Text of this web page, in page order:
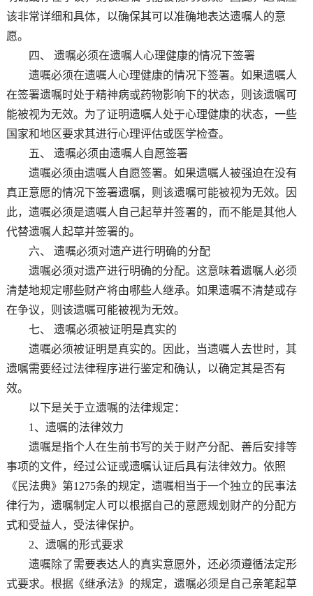
该非常详细和具体，以确保其可以准确地表达遗嘱人的意
愿。
四、 遗嘱必须在遗嘱人心理健康的情况下签署
遗嘱必须在遗嘱人心理健康的情况下签署。如果遗嘱人
在签署遗嘱时处于精神病或药物影响下的状态，则该遗嘱可
能被视为无效。为了证明遗嘱人处于心理健康的状态，一些
国家和地区要求其进行心理评估或医学检查。
五、 遗嘱必须由遗嘱人自愿签署
遗嘱必须由遗嘱人自愿签署。如果遗嘱人被强迫在没有
真正意愿的情况下签署遗嘱，则该遗嘱可能被视为无效。因
此，遗嘱必须是遗嘱人自己起草并签署的，而不能是其他人
代替遗嘱人起草并签署的。
六、 遗嘱必须对遗产进行明确的分配
遗嘱必须对遗产进行明确的分配。这意味着遗嘱人必须
清楚地规定哪些财产将由哪些人继承。如果遗嘱不清楚或存
在争议，则该遗嘱可能被视为无效。
七、 遗嘱必须被证明是真实的
遗嘱必须被证明是真实的。因此，当遗嘱人去世时，其
遗嘱需要经过法律程序进行鉴定和确认，以确定其是否有
效。
以下是关于立遗嘱的法律规定：
1、遗嘱的法律效力
遗嘱是指个人在生前书写的关于财产分配、善后安排等
事项的文件，经过公证或遗嘱认证后具有法律效力。依照
《民法典》第1275条的规定，遗嘱相当于一个独立的民事法
律行为，遗嘱制定人可以根据自己的意愿规划财产的分配方
式和受益人，受法律保护。
2、遗嘱的形式要求
遗嘱除了需要表达人的真实意愿外，还必须遵循法定形
式要求。根据《继承法》的规定，遗嘱必须是自己亲笔起草